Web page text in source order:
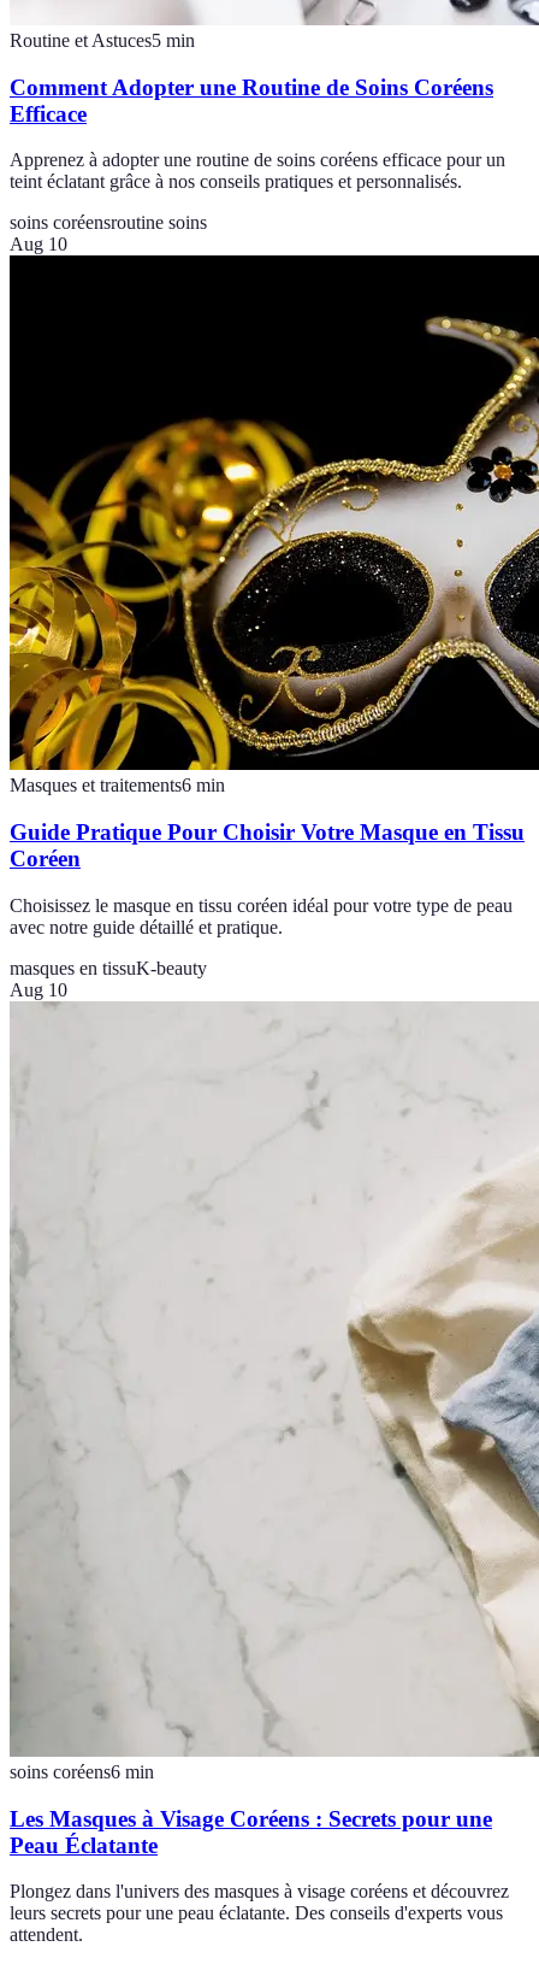
Routine et Astuces5 min
Comment Adopter une Routine de Soins Coréens
Efficace
Apprenez à adopter une routine de soins coréens efficace pour un
teint éclatant grâce à nos conseils pratiques et personnalisés.
soins coréensroutine soins
Aug 10
Masques et traitements6 min
Guide Pratique Pour Choisir Votre Masque en Tissu
Coréen
Choisissez le masque en tissu coréen idéal pour votre type de peau
avec notre guide détaillé et pratique.
masques en tissuK-beauty
Aug 10
soins coréens6 min
Les Masques à Visage Coréens : Secrets pour une
Peau Éclatante
Plongez dans l'univers des masques à visage coréens et découvrez
leurs secrets pour une peau éclatante. Des conseils d'experts vous
attendent.